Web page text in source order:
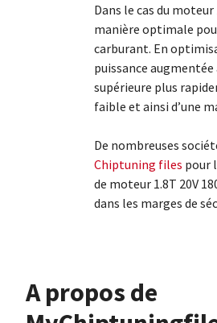
Dans le cas du
manière optimale
carburant. En
puissance
supérieure plus
faible et ainsi d’une
De nombreuses
Chiptuning files pour
de moteur 1.8T 20V
dans les marges de
À propos de